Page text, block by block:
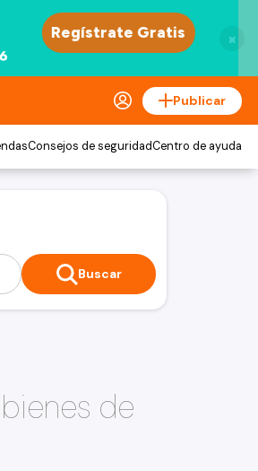
×
Publicar
Consejos de seguridadCentro de ayuda
Buscar
de